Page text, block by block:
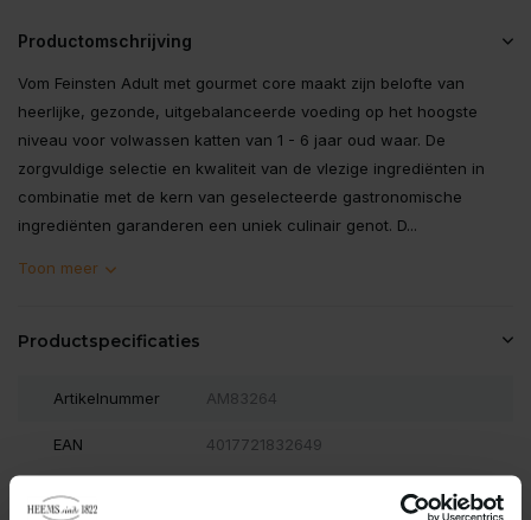
Productomschrijving
Vom Feinsten Adult met gourmet core maakt zijn belofte van
heerlijke, gezonde, uitgebalanceerde voeding op het hoogste
niveau voor volwassen katten van 1 - 6 jaar oud waar. De
zorgvuldige selectie en kwaliteit van de vlezige ingrediënten in
combinatie met de kern van geselecteerde gastronomische
ingrediënten garanderen een uniek culinair genot. D...
Toon meer
Productspecificaties
Artikelnummer AM83264
EAN 4017721832649
Vergelijk